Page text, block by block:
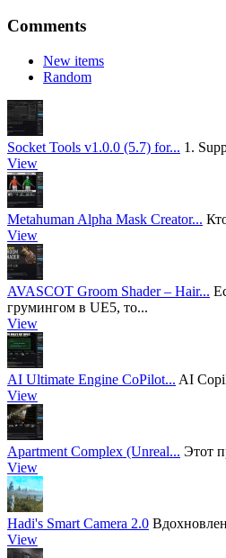
Comments
New items
Random
Socket Tools v1.0.0 (5.7) for... 1.
View
Metahuman Alpha Mask Creator...
View
AVASCOT Groom Shader – Hair...
грумингом в UE5, то...
View
AI Ultimate Engine CoPilot... AI
View
Apartment Complex (Unreal... Этот
View
Hadi's Smart Camera 2.0
View